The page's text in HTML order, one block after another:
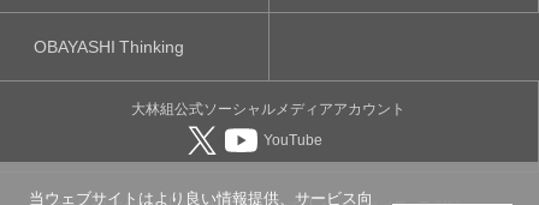
当ウェブサイトはより良い情報提供、サービス向
OBAYASHIThinking
大林組公式ソーシャルメディアアカウント
YouTube